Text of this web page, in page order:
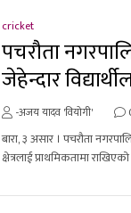
cricket
पचरौता
जेहेन्दार
-अजय यादव 'वियोगी'
बारा, ३ असार । पचरौता
क्षेत्रलाई प्राथमिकतामा